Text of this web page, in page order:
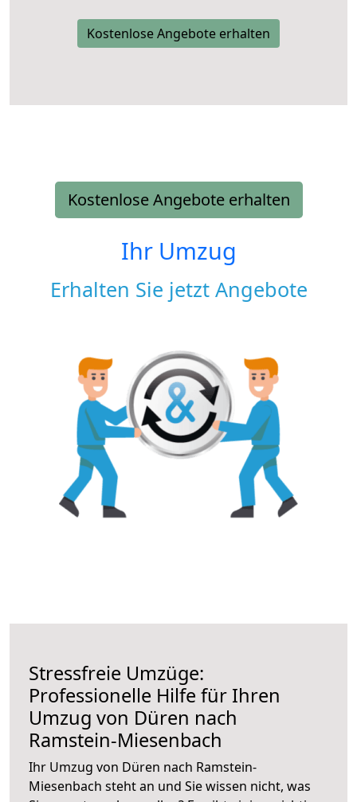
Kostenlose Angebote erhalten
Kostenlose Angebote erhalten
Ihr Umzug
Erhalten Sie jetzt Angebote
Stressfreie Umzüge:
Professionelle Hilfe für Ihren
Umzug von Düren nach
Ramstein-Miesenbach
Ihr Umzug von Düren nach Ramstein-
Miesenbach steht an und Sie wissen nicht, was